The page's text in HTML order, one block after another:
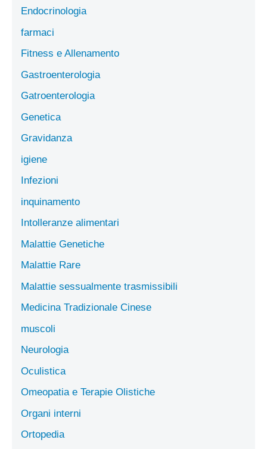
Endocrinologia
farmaci
Fitness e Allenamento
Gastroenterologia
Gatroenterologia
Genetica
Gravidanza
igiene
Infezioni
inquinamento
Intolleranze alimentari
Malattie Genetiche
Malattie Rare
Malattie sessualmente trasmissibili
Medicina Tradizionale Cinese
muscoli
Neurologia
Oculistica
Omeopatia e Terapie Olistiche
Organi interni
Ortopedia